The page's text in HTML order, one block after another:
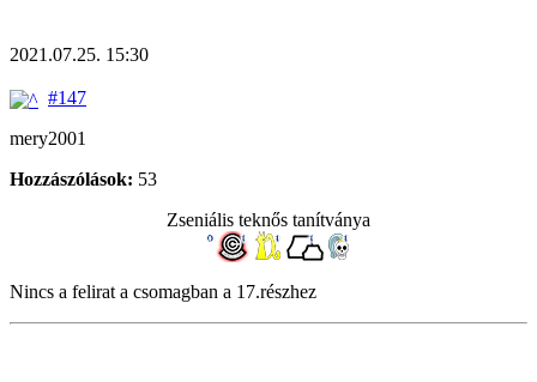
2021.07.25. 15:30
#147
mery2001
Hozzászólások: 53
Zseniális teknős tanítványa
Nincs a felirat a csomagban a 17.részhez